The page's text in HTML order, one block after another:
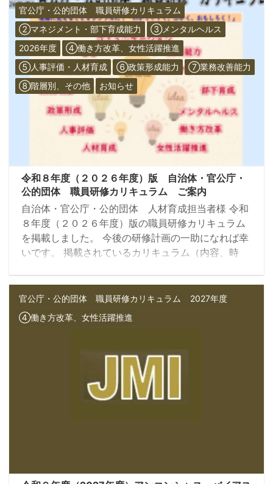
官公庁・公的団体 職員研修カリキュラム
②マネジメント・部下育成能力
③メンタルヘルス
2026年度
④働き方改革、女性活躍推進
⑤人事評価・人材育成
⑥政策形成能力
⑦業務改善能力
⑧階層別、その他
お知らせ
令和８年度（２０２６年度）版 自治体・官公庁・
公的団体 職員研修カリキュラム ご案内
自治体・官公庁・公的団体 人材育成担当者様 令和
８年度（２０２６年度）版の職員研修カリキュラム
を掲載しました。 今後の研修計画の一助になれば幸
いです。 掲載されているカリキュラム（内容、時
カスタマイズ可能です。 また、弊社所属の講師のプ
ロフィール、研修実績一覧など、 より詳細な資料を
ご希望の方は、お気軽にお問い合わせください。 よ
ろしくお願い申し上げます。
官公庁・公的団体 職員研修カリキュラム
2027年度
④働き方改革、女性活躍推進